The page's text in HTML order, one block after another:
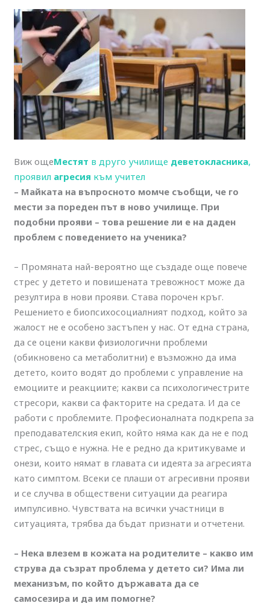
Виж ощеМестят в друго училище деветокласника,
проявил агресия към учител
– Майката на въпросното момче съобщи, че го
мести за пореден път в ново училище. При
подобни прояви – това решение ли е на даден
проблем с поведението на ученика?
– Промяната най-вероятно ще създаде още повече
стрес у детето и повишената тревожност може да
резултира в нови прояви. Става порочен кръг.
Решението е биопсихосоциалният подход, който за
жалост не е особено застъпен у нас. От една страна,
да се оцени какви физиологични проблеми
(обикновено са метаболитни) е възможно да има
детето, които водят до проблеми с управление на
емоциите и реакциите; какви са психологичестрите
стресори, какви са факторите на средата. И да се
работи с проблемите. Професионалната подкрепа за
преподавателския екип, който няма как да не е под
стрес, също е нужна. Не е редно да критикуваме и
онези, които нямат в главата си идеята за агресията
като симптом. Всеки се плаши от агресивни прояви
и се случва в обществени ситуации да реагира
импулсивно. Чувствата на всички участници в
ситуацията, трябва да бъдат признати и отчетени.
– Нека влезем в кожата на родителите – какво им
струва да съзрат проблема у детето си? Има ли
механизъм, по който държавата да се
самосезира и да им помогне?